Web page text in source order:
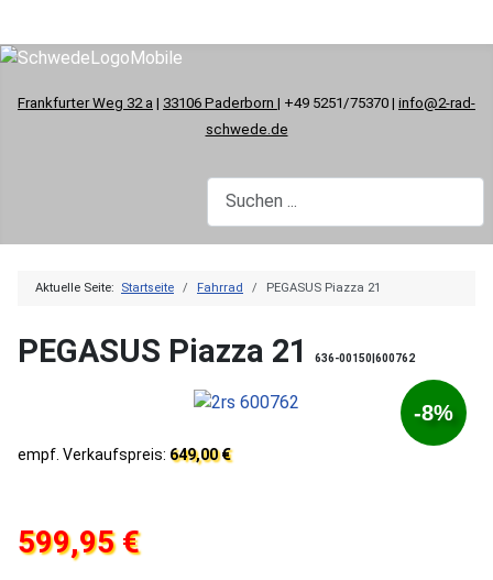
Frankfurter Weg 32 a | 33106 Paderborn | +49 5251/75370 | info@2-rad-
schwede.de
Aktuelle Seite: Startseite Fahrrad PEGASUS Piazza 21
PEGASUS Piazza 21 636-00150|600762
-8%
empf. Verkaufspreis: 649,00 €
599,95 €